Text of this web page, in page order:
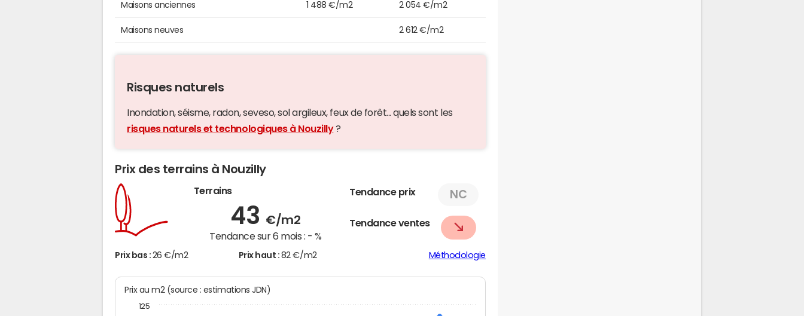
Maisons anciennes 1 488 €/m2 2 054 €/m2
Maisons neuves 2 612 €/m2
Risques naturels
Inondation, séisme, radon, seveso, sol argileux, feux de forêt... quels sont les
risques naturels et technologiques à Nouzilly?
Prix des terrains à Nouzilly
Terrains
43 €/m2
Tendance sur 6 mois : - %
Tendance prix NC
Tendance ventes
Prix bas : 26 €/m2 Prix haut : 82 €/m2 Méthodologie
Prix au m2 (source : estimations JDN)
125